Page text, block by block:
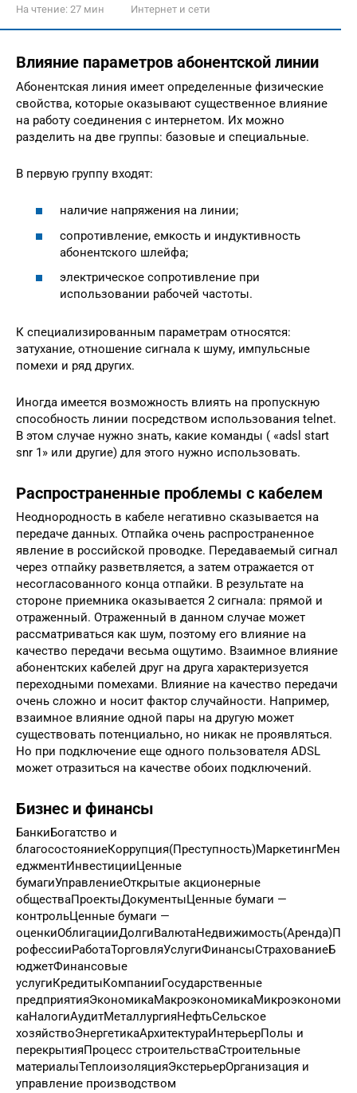
На чтение: 27 мин Интернет и сети
Влияние параметров абонентской линии
Абонентская линия имеет определенные физические
свойства, которые оказывают существенное влияние
на работу соединения с интернетом. Их можно
разделить на две группы: базовые и специальные.
В первую группу входят:
наличие напряжения на линии;
сопротивление, емкость и индуктивность
абонентского шлейфа;
электрическое сопротивление при
использовании рабочей частоты.
К специализированным параметрам относятся:
затухание, отношение сигнала к шуму, импульсные
помехи и ряд других.
Иногда имеется возможность влиять на пропускную
способность линии посредством использования telnet.
В этом случае нужно знать, какие команды ( «adsl start
snr 1» или другие) для этого нужно использовать.
Распространенные проблемы с кабелем
Неоднородность в кабеле негативно сказывается на
передаче данных. Отпайка очень распространенное
явление в российской проводке. Передаваемый сигнал
через отпайку разветвляется, а затем отражается от
несогласованного конца отпайки. В результате на
стороне приемника оказывается 2 сигнала: прямой и
отраженный. Отраженный в данном случае может
рассматриваться как шум, поэтому его влияние на
качество передачи весьма ощутимо. Взаимное влияние
абонентских кабелей друг на друга характеризуется
переходными помехами. Влияние на качество передачи
очень сложно и носит фактор случайности. Например,
взаимное влияние одной пары на другую может
существовать потенциально, но никак не проявляться.
Но при подключение еще одного пользователя ADSL
может отразиться на качестве обоих подключений.
Бизнес и финансы
БанкиБогатство и
благосостояниеКоррупция(Преступность)МаркетингМен
еджментИнвестицииЦенные
бумагиУправлениеОткрытые акционерные
обществаПроектыДокументыЦенные бумаги —
контрольЦенные бумаги —
оценкиОблигацииДолгиВалютаНедвижимость(Аренда)П
рофессииРаботаТорговляУслугиФинансыСтрахованиеБ
юджетФинансовые
услугиКредитыКомпанииГосударственные
предприятияЭкономикаМакроэкономикаМикроэкономи
каНалогиАудитМеталлургияНефтьСельское
хозяйствоЭнергетикаАрхитектураИнтерьерПолы и
перекрытияПроцесс строительстваСтроительные
материалыТеплоизоляцияЭкстерьерОрганизация и
управление производством